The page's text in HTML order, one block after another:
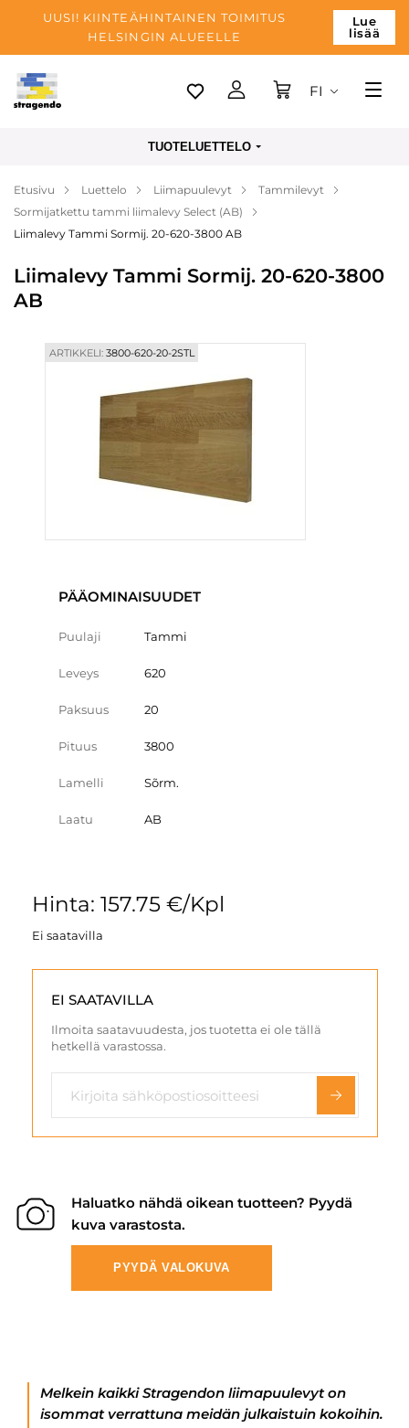
UUSI! KIINTEÄHINTAINEN TOIMITUS
HELSINGIN ALUEELLE
Lue
lisää
Tallinn
Maksu
Yrityksen
Blogi
Yhteystiedot
FI
TUOTELUETTELO
Etusivu Luettelo Liimapuulevyt
Tammilevyt
Sormijatkettu tammi liimalevy Select (AB)
Liimalevy Tammi Sormij. 20-620-3800 AB
Liimalevy Tammi Sormij. 20-620-3800
AB
ARTIKKELI:3800-620-20-2STL
PÄÄOMINAISUUDET
Puulaji Tammi
Leveys 620
Paksuus 20
Pituus 3800
Lamelli Sõrm.
Laatu AB
Hinta: 157.75 €/Kpl
Ei saatavilla
EI SAATAVILLA
Ilmoita saatavuudesta, jos tuotetta ei ole tällä
hetkellä varastossa.
Haluatko nähdä oikean tuotteen? Pyydä
kuva varastosta.
PYYDÄ VALOKUVA
Melkein kaikki Stragendon liimapuulevyt on
isommat verrattuna meidän julkaistuin kokoihin.